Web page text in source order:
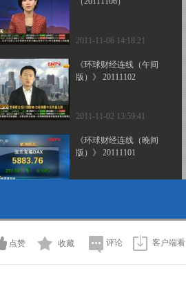
2011-11-06 14:18:21
《环球财经连线（午间
版）》 20111102
2011-11-02 13:59:41
《环球财经连线（晚间
版）》 20111101
2011-11-01 13:38:03
点赞 收藏 评论 客户端看